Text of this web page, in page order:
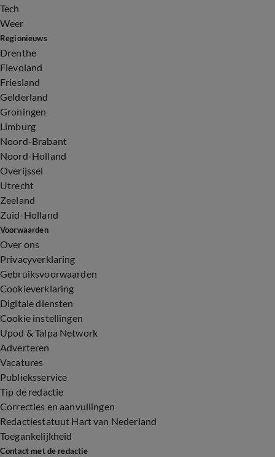
Tech
Weer
Regionieuws
Drenthe
Flevoland
Friesland
Gelderland
Groningen
Limburg
Noord-Brabant
Noord-Holland
Overijssel
Utrecht
Zeeland
Zuid-Holland
Voorwaarden
Over ons
Privacyverklaring
Gebruiksvoorwaarden
Cookieverklaring
Digitale diensten
Cookie instellingen
Upod & Talpa Network
Adverteren
Vacatures
Publieksservice
Tip de redactie
Correcties en aanvullingen
Redactiestatuut Hart van Nederland
Toegankelijkheid
Contact met de redactie